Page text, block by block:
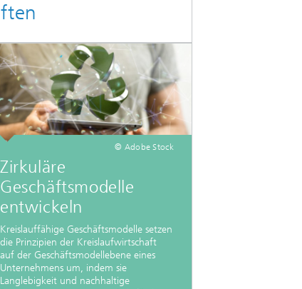
© Adobe Stock
Zirkuläre
Geschäftsmodelle
entwickeln
Kreislauffähige Geschäftsmodelle setzen
die Prinzipien der Kreislaufwirtschaft
auf der Geschäftsmodellebene eines
Unternehmens um, indem sie
Langlebigkeit und nachhaltige